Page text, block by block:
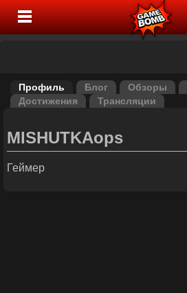
Профиль Блог Обзоры
Достижения
Трансляции
MISHUTKAops
Геймер